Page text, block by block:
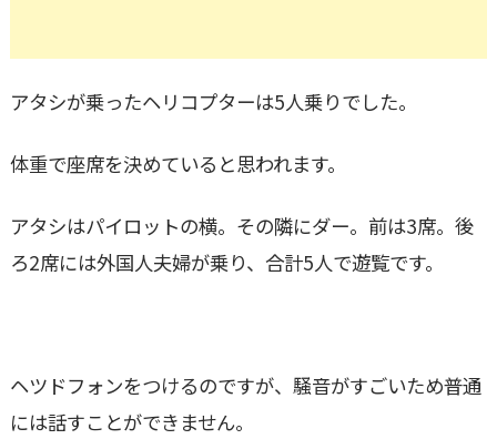
アタシが乗ったヘリコプターは5人乗りでした。
体重で座席を決めていると思われます。
アタシはパイロットの横。その隣にダー。前は3席。後
ろ2席には外国人夫婦が乗り、合計5人で遊覧です。
ヘツドフォンをつけるのですが、騒音がすごいため普通
には話すことができません。